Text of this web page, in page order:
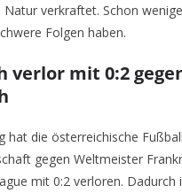
verkraftet. Schon
Folgen haben.
verlor mit 0:2
hat die österreichische
gegen Weltmeister
mit 0:2 verloren. Dadurch